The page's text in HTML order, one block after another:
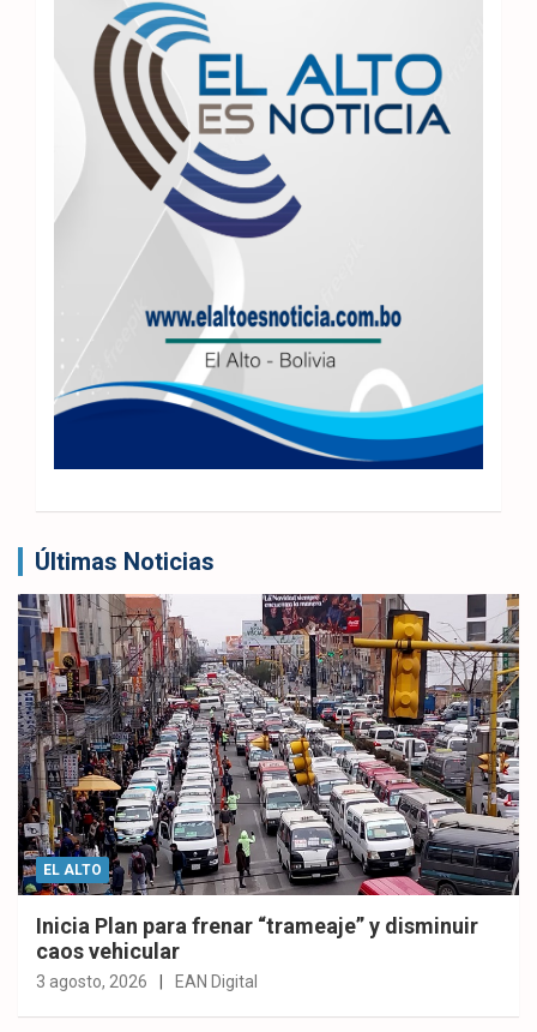
Últimas Noticias
EL ALTO
Inicia Plan para frenar “trameaje” y disminuir
caos vehicular
3 agosto, 2026 EAN Digital